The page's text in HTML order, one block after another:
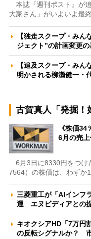
本誌『週刊ポスト』が
大家さん」がいよいよ最
【独走スクープ・みん
ジェクト”の計画変更
【追及スクープ・み
明かされる柳瀬健一・
古賀真人「発掘！
《株価
6月の売
6月3日に8330円をつけ
7564）の株価は、わず
三菱重工が「AIインフ
運 エヌビディアとの
キオクシアHD「7万円
の反転シグナルか？